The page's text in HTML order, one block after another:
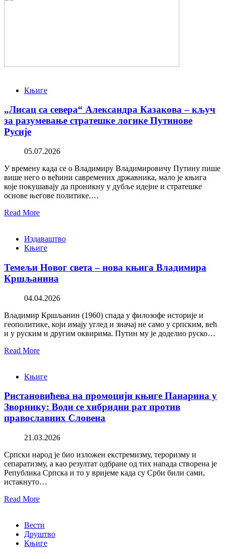
Књиге
„Лисац са севера“ Александра Казакова – кључ
за разумевање стратешке логике Путинове
Русије
05.07.2026
У времену када се о Владимиру Владимировичу Путину пише
више него о већини савремених државника, мало је књига
које покушавају да проникну у дубље идејне и стратешке
основе његове политике.…
Read More
Издаваштво
Књиге
Темељи Новог света – нова књига Владимира
Кршљанина
04.04.2026
Владимир Кршљанин (1960) спада у филозофе историје и
геополитике, који имају углед и значај не само у српским, већ
и у руским и другим оквирима. Путин му је доделио руско…
Read More
Књиге
Ристановићева на промоцији књиге Панарина у
Зворнику: Води се хибридни рат против
православних Словена
21.03.2026
Српски народ је био изложен екстремизму, тероризму и
сепаратизму, а као резултат одбране од тих напада створена је
Република Српска и то у вријеме када су Срби били сами,
истакнуто…
Read More
Вести
Друштво
Књиге